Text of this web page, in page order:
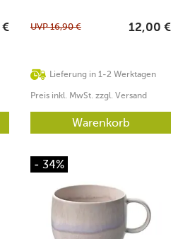
€
Lieferung in 1-2 Werktagen
UVP16,90 € 12,00 €
Preis inkl. MwSt. zzgl. Versand
Warenkorb
- 34%